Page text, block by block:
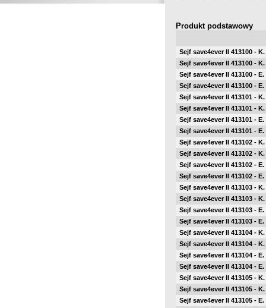
Produkt podstawowy
Sejf save4ever II 413100 -
Sejf save4ever II 413100 -
Sejf save4ever II 413100 -
Sejf save4ever II 413100 -
Sejf save4ever II 413101 -
Sejf save4ever II 413101 -
Sejf save4ever II 413101 -
Sejf save4ever II 413101 -
Sejf save4ever II 413102 -
Sejf save4ever II 413102 -
Sejf save4ever II 413102 -
Sejf save4ever II 413102 -
Sejf save4ever II 413103 -
Sejf save4ever II 413103 -
Sejf save4ever II 413103 -
Sejf save4ever II 413103 -
Sejf save4ever II 413104 -
Sejf save4ever II 413104 -
Sejf save4ever II 413104 -
Sejf save4ever II 413104 -
Sejf save4ever II 413105 -
Sejf save4ever II 413105 -
Sejf save4ever II 413105 -